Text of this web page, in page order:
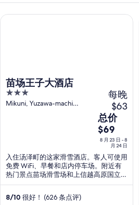
苗场王子大酒店
3
out
Mikuni, Yuzawa-machi
每晚
$63
8
月
23
到
8
月
总价
$69
8 月 23 日 - 8
月 24 日
入住汤泽町的这家滑雪酒店。客人可使用
免费 WiFi、早餐和店内停车场。附近有
热门景点苗场滑雪场和上信越高原国立公
园。
8/10 很好！ (626 条点评)
苗场王子大酒店